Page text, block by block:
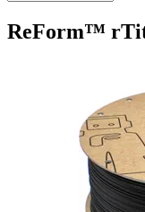
ReForm™